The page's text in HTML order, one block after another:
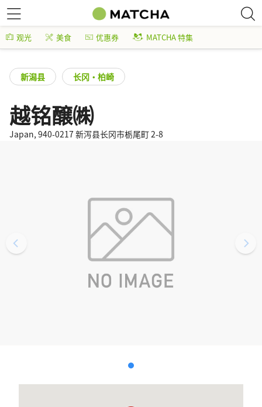
观光 美食 优惠券 MATCHA 特集
新潟县 长冈・柏崎
越铭醸㈱
Japan, 940-0217 新泻县长冈市栃尾町 2-8